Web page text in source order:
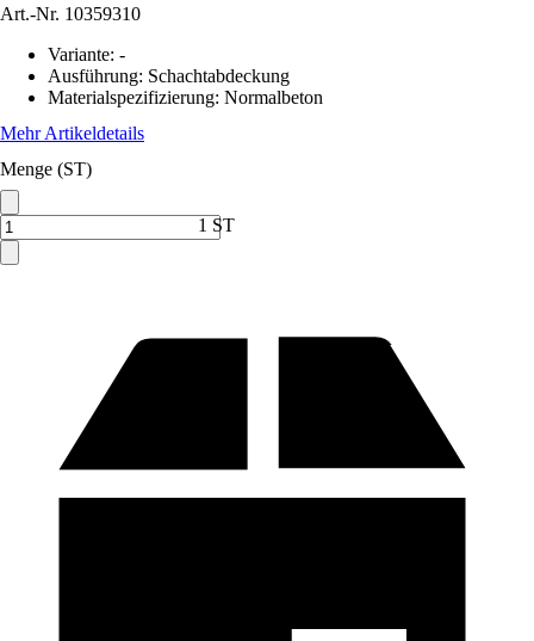
Art.-Nr. 10359310
Variante: -
Ausführung: Schachtabdeckung
Materialspezifizierung: Normalbeton
Mehr Artikeldetails
Menge (ST)
1 ST